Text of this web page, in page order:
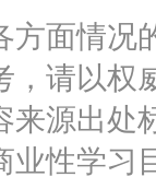
方面情
，请以权
来源出
业性学习